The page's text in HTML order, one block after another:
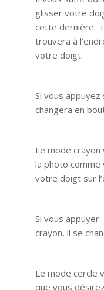
glisser votre
cette dernière.
trouvera à
votre doigt.
Si vous
changera en
Le mode
la photo
votre doigt sur
Si vous
crayon, il se
Le mode cercle
que vous